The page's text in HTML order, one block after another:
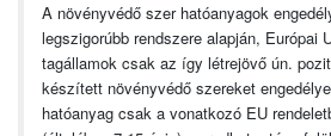
A növényvédő szer hatóanyagok
legszigorúbb rendszere alapján, Európai
tagállamok csak az így létrejövő ún.
készített növényvédő szereket
hatóanyag csak a vonatkozó EU